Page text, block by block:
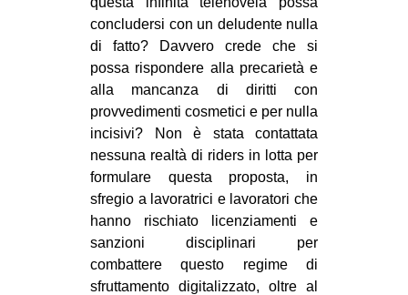
concludersi con un deludente nulla
di fatto? Davvero crede che si
possa rispondere alla precarietà e
alla mancanza di diritti con
provvedimenti cosmetici e per nulla
incisivi? Non è stata contattata
nessuna realtà di riders in lotta per
formulare questa proposta, in
sfregio a lavoratrici e lavoratori che
hanno rischiato licenziamenti e
sanzioni disciplinari per
combattere questo regime di
sfruttamento digitalizzato, oltre al